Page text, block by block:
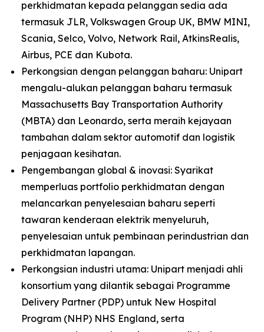
perkhidmatan kepada pelanggan sedia ada
termasuk JLR, Volkswagen Group UK, BMW MINI,
Scania, Selco, Volvo, Network Rail, AtkinsRealis,
Airbus, PCE dan Kubota.
Perkongsian dengan pelanggan baharu: Unipart
mengalu-alukan pelanggan baharu termasuk
Massachusetts Bay Transportation Authority
(MBTA) dan Leonardo, serta meraih kejayaan
tambahan dalam sektor automotif dan logistik
penjagaan kesihatan.
Pengembangan global & inovasi: Syarikat
memperluas portfolio perkhidmatan dengan
melancarkan penyelesaian baharu seperti
tawaran kenderaan elektrik menyeluruh,
penyelesaian untuk pembinaan perindustrian dan
perkhidmatan lapangan.
Perkongsian industri utama: Unipart menjadi ahli
konsortium yang dilantik sebagai Programme
Delivery Partner (PDP) untuk New Hospital
Program (NHP) NHS England, serta